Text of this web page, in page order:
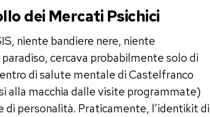
dei Mercati Psichici
niente bandiere nere, niente
cercava probabilmente solo di
di salute mentale di Castelfranco
alla macchia dalle visite programmate)
di personalità. Praticamente, l’identikit di